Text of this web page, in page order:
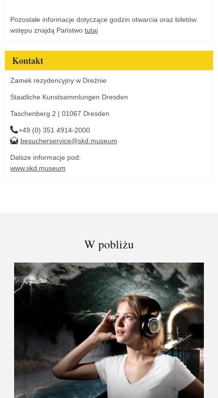
Pozostałe informacje dotyczące godzin otwarcia oraz biletów
wstępu znajdą Państwo tutaj
Kontakt
Zamek rezydencyjny w Dreźnie
Staatliche Kunstsammlungen Dresden
Taschenberg 2 | 01067 Dresden
+49 (0) 351 4914-2000
besucherservice@skd.museum
Dalsze informacje pod:
www.skd.museum
W pobliżu